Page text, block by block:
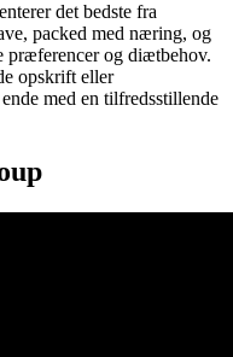
det bedste fra
packed med næring, og
præferencer og diætbehov.
opskrift eller
med en tilfredsstillende